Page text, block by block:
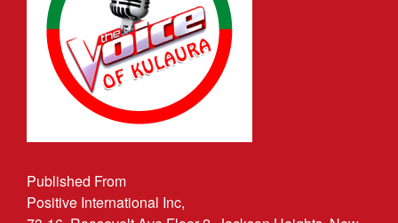
Published From
Positive International Inc,